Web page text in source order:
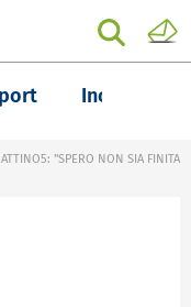
Inchieste
"SPERO NON SIA FINITA